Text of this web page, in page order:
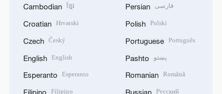
Cambodian ខ្មែរ
Croatian Hrvatski
Czech Český
English English
Esperanto Esperanto
Filipino Filipino
Persian فارسی
Polish Polski
Portuguese Português
Pashto پښتو
Romanian Română
Russian Русский